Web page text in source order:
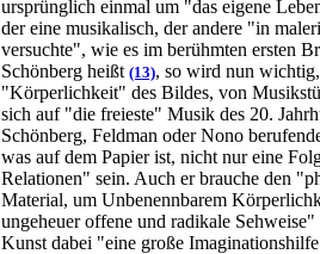
ursprünglich einmal um "das eigene
der eine musikalisch, der andere "in
versuchte", wie es im berühmten ersten
Schönberg heißt (13), so wird nun
"Körperlichkeit" des Bildes, von
sich auf "die freieste" Musik des 20.
Schönberg, Feldman oder Nono
was auf dem Papier ist, nicht nur eine
Relationen" sein. Auch er brauche den
Material, um Unbenennbarem
ungeheuer offene und radikale
Kunst dabei "eine große